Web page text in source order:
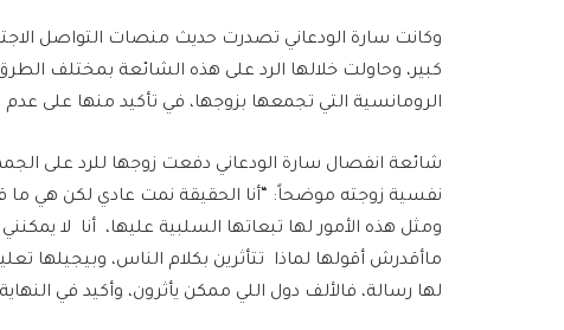
وكانت سارة الودعاني تصدرت حديث منصات التواصل
كبير، وحاولت خلالها الرد على هذه الشائعة بمختلف
الرومانسية التي تجمعها بزوجها، في تأكيد منها على
شائعة انفصال سارة الودعاني دفعت زوجها للرد على
نفسية زوجته موضحاً: “أنا الحقيقة نمت عادي لكن هي ما
ومثل هذه الأمور لها تبعاتها السلبية عليها، أنا لا
ماأقدرش أقولها لماذا تتأثرين بكلام الناس، وبيجيلها
لها رسالة، فالألف دول اللي ممكن يأثرون، وأكيد في النهاية